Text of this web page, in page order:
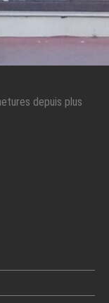
depuis plus